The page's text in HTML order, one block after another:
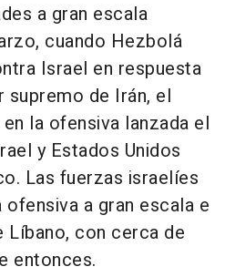
a gran escala
cuando Hezbolá
Israel en respuesta
de Irán, el
la ofensiva lanzada el
y Estados Unidos
Las fuerzas israelíes
ofensiva a gran escala e
con cerca de
entonces.